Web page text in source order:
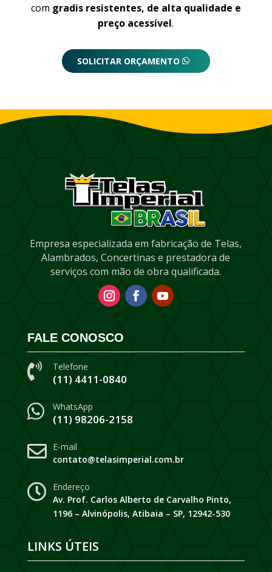
com gradis resistentes, de alta qualidade e
preço acessível.
SOLICITAR ORÇAMENTO
Empresa especializada em fabricação de Telas,
Alambrados, Concertinas e prestadora de
serviços com mão de obra qualificada.
FALE CONOSCO
 Telefone
(11) 4411-0840
 WhatsApp
(11) 98206-2158
 E-mail
contato@telasimperial.com.br

Endereço
Av. Prof. Carlos Alberto de Carvalho Pinto,
1196 – Alvinópolis, Atibaia – SP, 12942-530
LINKS ÚTEIS